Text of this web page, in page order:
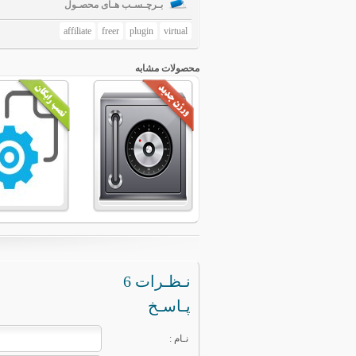
بـرچـسـب هـای محصـول
affiliate freer plugin virtual
محصولات مشابه
6 نـظـرات
پـاسـخ
: نـام